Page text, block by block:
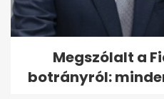
Megszólalt a
botrányról: